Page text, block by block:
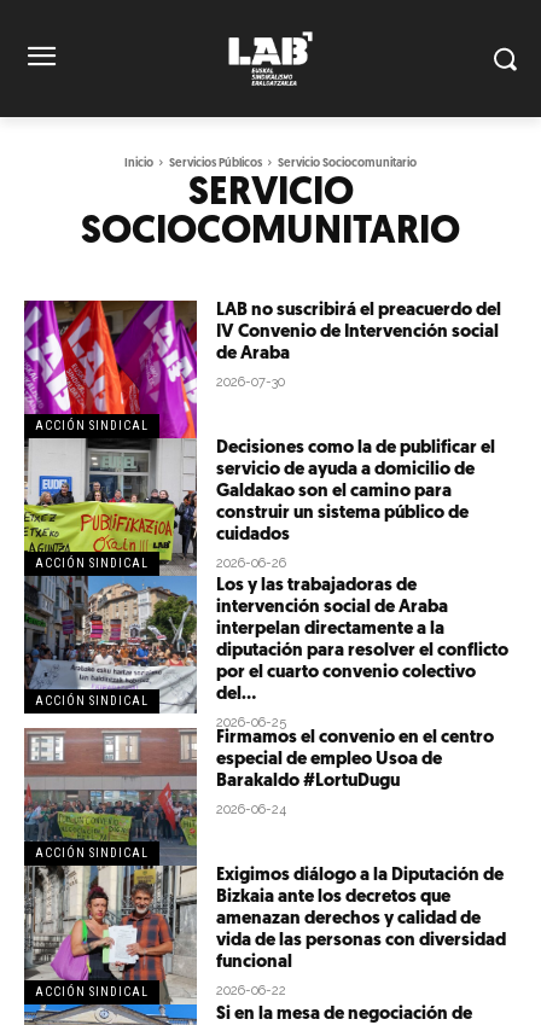
Inicio Servicios Públicos Servicio Sociocomunitario
SERVICIO
SOCIOCOMUNITARIO
ACCIÓN SINDICAL
LAB no suscribirá el preacuerdo del
IV Convenio de Intervención social
de Araba
2026-07-30
ACCIÓN SINDICAL
Decisiones como la de publificar el
servicio de ayuda a domicilio de
Galdakao son el camino para
construir un sistema público de
cuidados
2026-06-26
ACCIÓN SINDICAL
Los y las trabajadoras de
intervención social de Araba
interpelan directamente a la
diputación para resolver el conflicto
por el cuarto convenio colectivo
del...
2026-06-25
ACCIÓN SINDICAL
Firmamos el convenio en el centro
especial de empleo Usoa de
Barakaldo #LortuDugu
2026-06-24
ACCIÓN SINDICAL
Exigimos diálogo a la Diputación de
Bizkaia ante los decretos que
amenazan derechos y calidad de
vida de las personas con diversidad
funcional
2026-06-22
Si en la mesa de negociación de